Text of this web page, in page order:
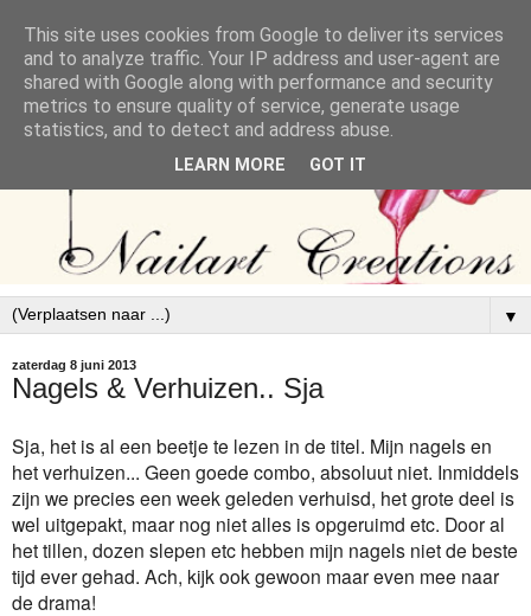
▼
zaterdag 8 juni 2013
Nagels & Verhuizen.. Sja
Sja, het is al een beetje te lezen in de titel. Mijn nagels en
het verhuizen... Geen goede combo, absoluut niet. Inmiddels
zijn we precies een week geleden verhuisd, het grote deel is
wel uitgepakt, maar nog niet alles is opgeruimd etc. Door al
het tillen, dozen slepen etc hebben mijn nagels niet de beste
tijd ever gehad. Ach, kijk ook gewoon maar even mee naar
de drama!
This site uses cookies from Google to deliver its services
and to analyze traffic. Your IP address and user-agent are
shared with Google along with performance and security
metrics to ensure quality of service, generate usage
statistics, and to detect and address abuse.
LEARN MORE GOT IT